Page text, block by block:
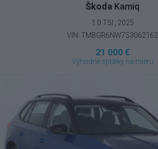
Škoda Kamiq
1.0 TSI , 2025
VIN: TMBGR6NW7S3062162
21 000 €
Výhodné splátky na mieru